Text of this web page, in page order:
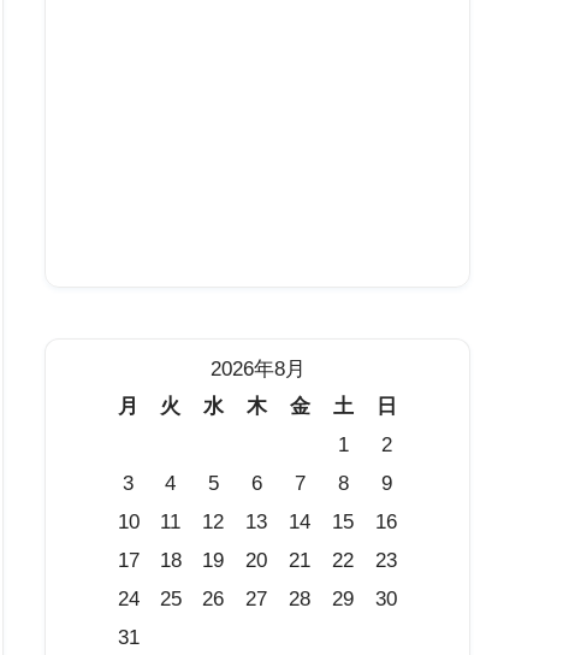
2026年8月
月
火 水 木 金 土
日
1
2
3
4 5 6 7 8
9
10
11 12 13 14 15
16
17
18 19 20 21 22
23
24
25 26 27 28 29
30
31